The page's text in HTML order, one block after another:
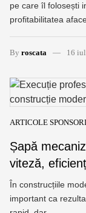
pe care îl folosești
profitabilitatea
By roscata 16
ARTICOLE
Șapă
viteză,
În construcțiile
important ca